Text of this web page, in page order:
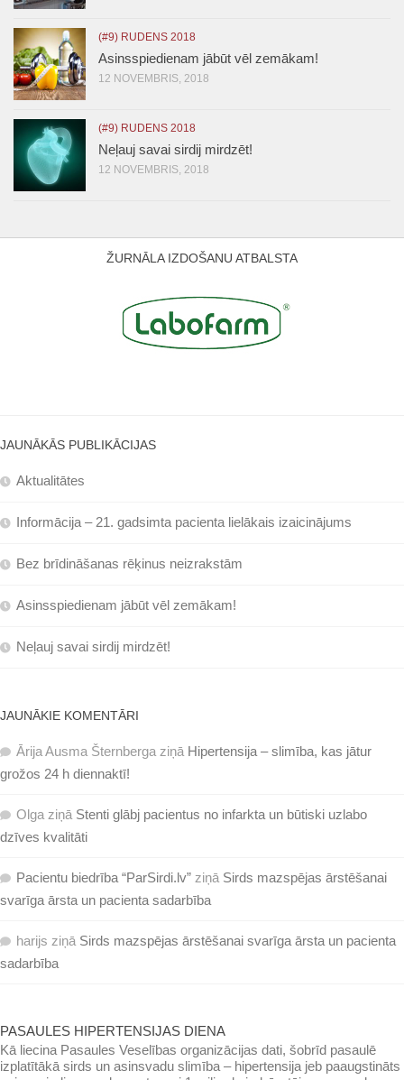
(#9) RUDENS 2018
Asinsspiedienam jābūt vēl zemākam!
12 NOVEMBRIS, 2018
(#9) RUDENS 2018
Neļauj savai sirdij mirdzēt!
12 NOVEMBRIS, 2018
ŽURNĀLA IZDOŠANU ATBALSTA
JAUNĀKĀS PUBLIKĀCIJAS
Aktualitātes
Informācija – 21. gadsimta pacienta lielākais izaicinājums
Bez brīdināšanas rēķinus neizrakstām
Asinsspiedienam jābūt vēl zemākam!
Neļauj savai sirdij mirdzēt!
JAUNĀKIE KOMENTĀRI
Ārija Ausma Šternberga ziņā Hipertensija – slimība, kas jātur
grožos 24 h diennaktī!
Olga ziņā Stenti glābj pacientus no infarkta un būtiski uzlabo
dzīves kvalitāti
Pacientu biedrība “ParSirdi.lv” ziņā Sirds mazspējas ārstēšanai
svarīga ārsta un pacienta sadarbība
harijs ziņā Sirds mazspējas ārstēšanai svarīga ārsta un pacienta
sadarbība
PASAULES HIPERTENSIJAS DIENA
Kā liecina Pasaules Veselības organizācijas dati, šobrīd pasaulē
izplatītākā sirds un asinsvadu slimība – hipertensija jeb paaugstināts